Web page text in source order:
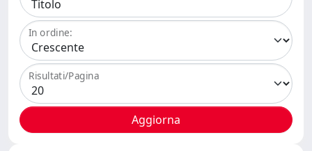
In ordine:
Risultati/Pagina